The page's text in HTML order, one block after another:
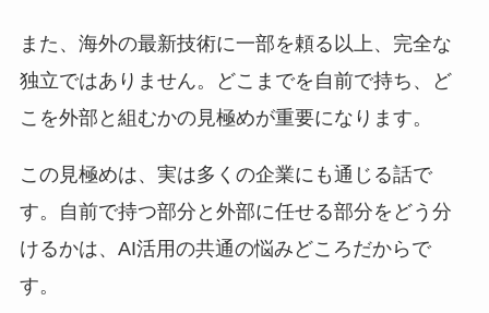
また、海外の最新技術に一部を頼る以上、完全な
独立ではありません。どこまでを自前で持ち、ど
こを外部と組むかの見極めが重要になります。
この見極めは、実は多くの企業にも通じる話で
す。自前で持つ部分と外部に任せる部分をどう分
けるかは、AI活用の共通の悩みどころだからで
す。